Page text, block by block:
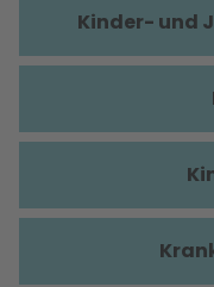
Kinder- und